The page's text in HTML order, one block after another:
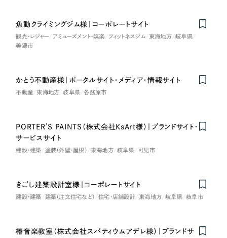
魚動クライミングジム様｜コーポレートサイト
観光・レジャー アミューズメント・娯楽 フィットネスジム 東海地方
岐阜県
美濃市
かとう不動産様｜ポータルサイト・メディア・情報サイト
不動産 東海地方 岐阜県 各務原市
Honorabl
e
Ment
i
on
PORTER’S PAINTS（株式会社KsArt様）｜ブランドサイト・
サービスサイト
建設・建築 塗装（外壁・屋根） 東海地方 岐阜県 可児市
きごし建築設計室様｜コーポレートサイト
建設・建築 建築（注文住宅など） 住宅・店舗設計 東海地方 岐阜県 岐阜市
椿音楽教室（株式会社スパティウムアデレ様）｜ブランドサ